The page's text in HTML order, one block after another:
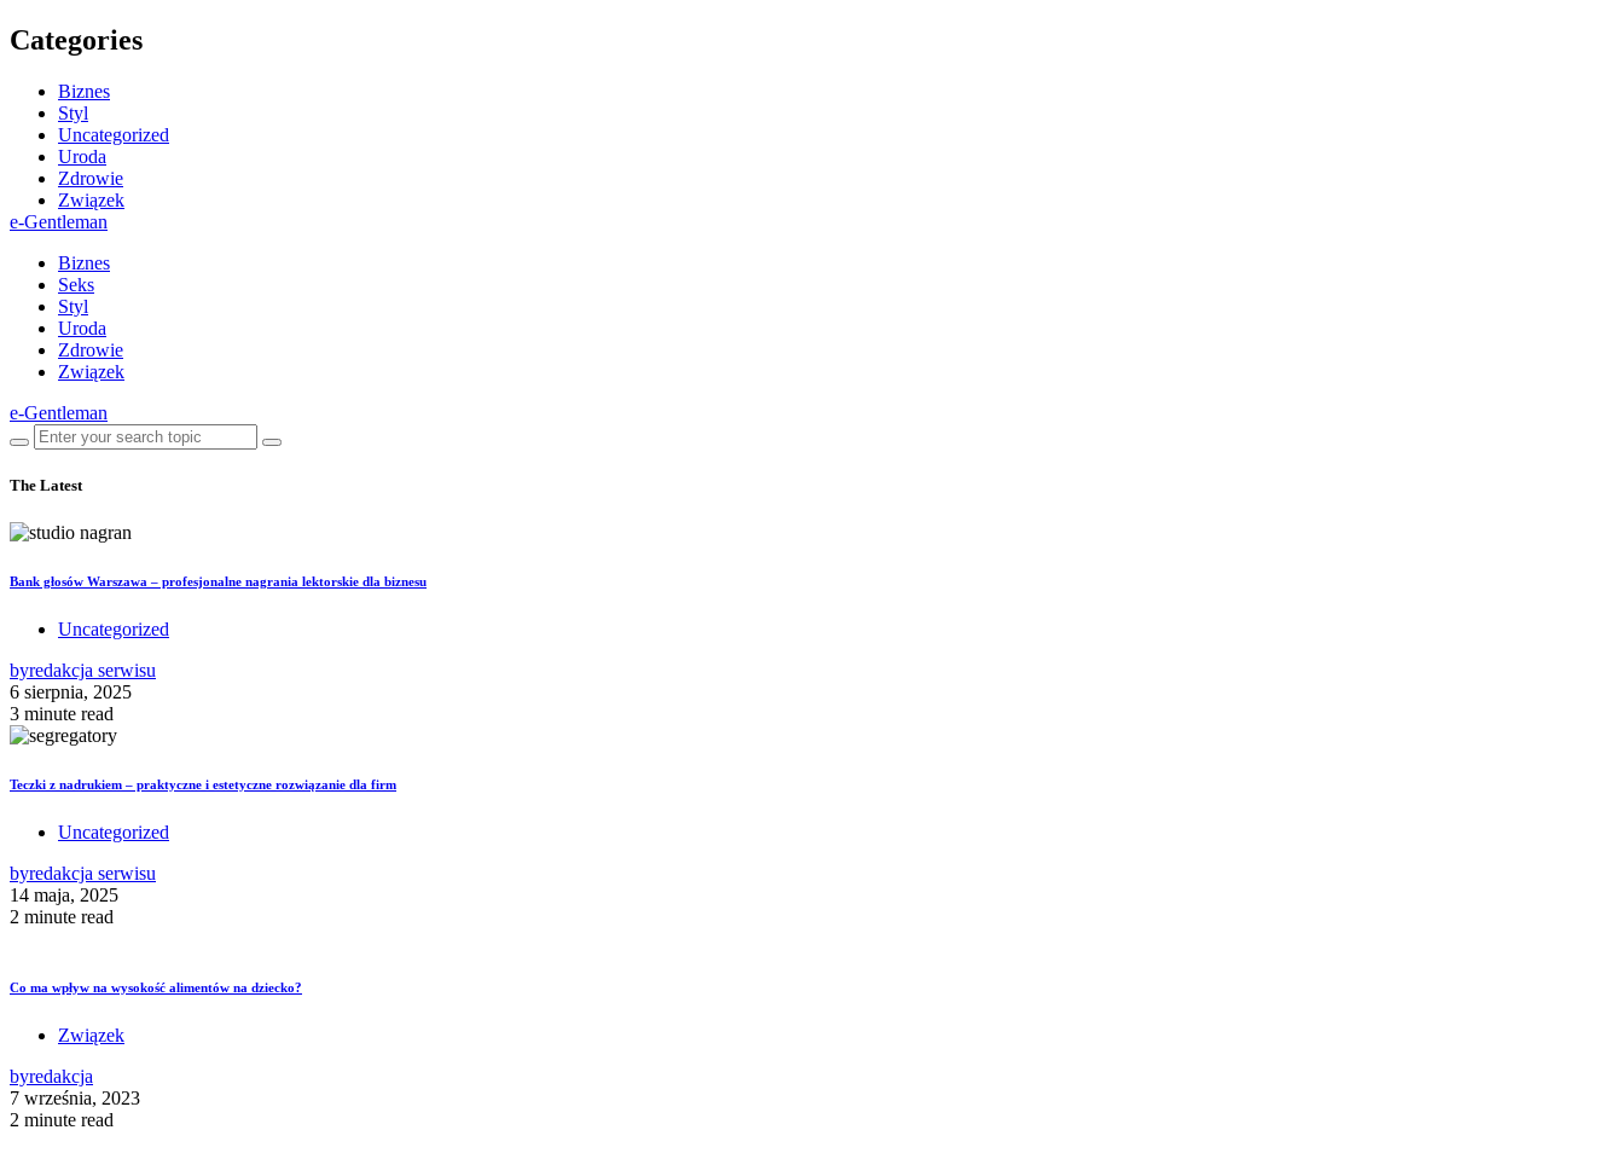
Categories
Biznes
Styl
Uncategorized
Uroda
Zdrowie
Związek
e-Gentleman
Biznes
Seks
Styl
Uroda
Zdrowie
Związek
e-Gentleman
The Latest
Bank głosów Warszawa – profesjonalne nagrania lektorskie dla biznesu
Uncategorized
byredakcja serwisu
6 sierpnia, 2025
3 minute read
Teczki z nadrukiem – praktyczne i estetyczne rozwiązanie dla firm
Uncategorized
byredakcja serwisu
14 maja, 2025
2 minute read
Co ma wpływ na wysokość alimentów na dziecko?
Związek
byredakcja
7 września, 2023
2 minute read